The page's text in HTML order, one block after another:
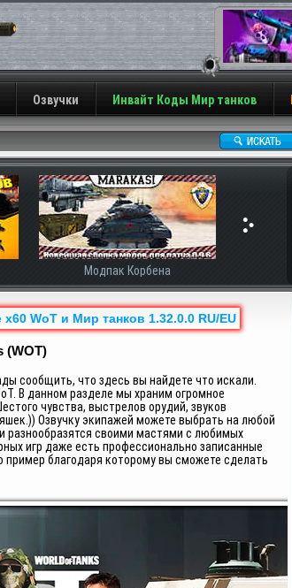
Озвучки Инвайт Коды Мир танков
Модпак Корбена
WoT и Мир танков 1.32.0.0 RU/EU
(WOT)
сообщить, что здесь вы найдете что искали.
В данном разделе мы храним огромное
чувства, выстрелов орудий, звуков
Озвучку экипажей можете выбрать на любой
разнообразятся своими мастями с любимых
игр даже есть профессионально записанные
пример благодаря которому вы сможете сделать